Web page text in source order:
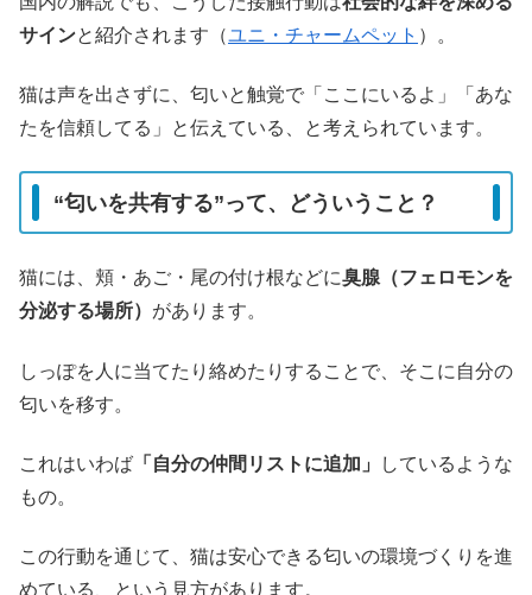
サインと紹介されます（ユニ・チャームペット ）。
猫は声を出さずに、匂いと触覚で「ここにいるよ」「あな
たを信頼してる」と伝えている、と考えられています。
“匂いを共有する”って、どういうこと？
猫には、頬・あご・尾の付け根などに臭腺（フェロモンを
分泌する場所） があります。
しっぽを人に当てたり絡めたりすることで、そこに自分の
匂いを移す。
これはいわば 「自分の仲間リストに追加」
しているような
もの。
この行動を通じて、猫は安心できる匂いの環境づくりを進
めている、という見方があります。